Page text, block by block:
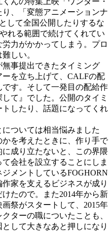
、「変態アニメーションナ
して全国公開したりするな
れる範囲で続けてくれてい
力がかかってしまう。プロ
しい。
事提出できたタイミング
を立ち上げて、CALFの配
す。そして一発目の配給作
て』でした。公開のタイミ
したり、話題になってくれ
ついては相当悩みました
を考えたときに、作り手で
成り立たないと、この界隈
会社を設立することにしま
メントしているFOGHORN
家を支えるビジネスが成り
たので。また2014年から新
祭がスタートして、2015年
ターの職についたことも、
して大きなあと押しになり